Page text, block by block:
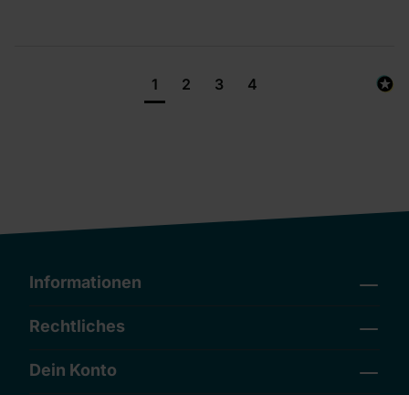
1 2 3 4
Informationen
Rechtliches
Dein Konto